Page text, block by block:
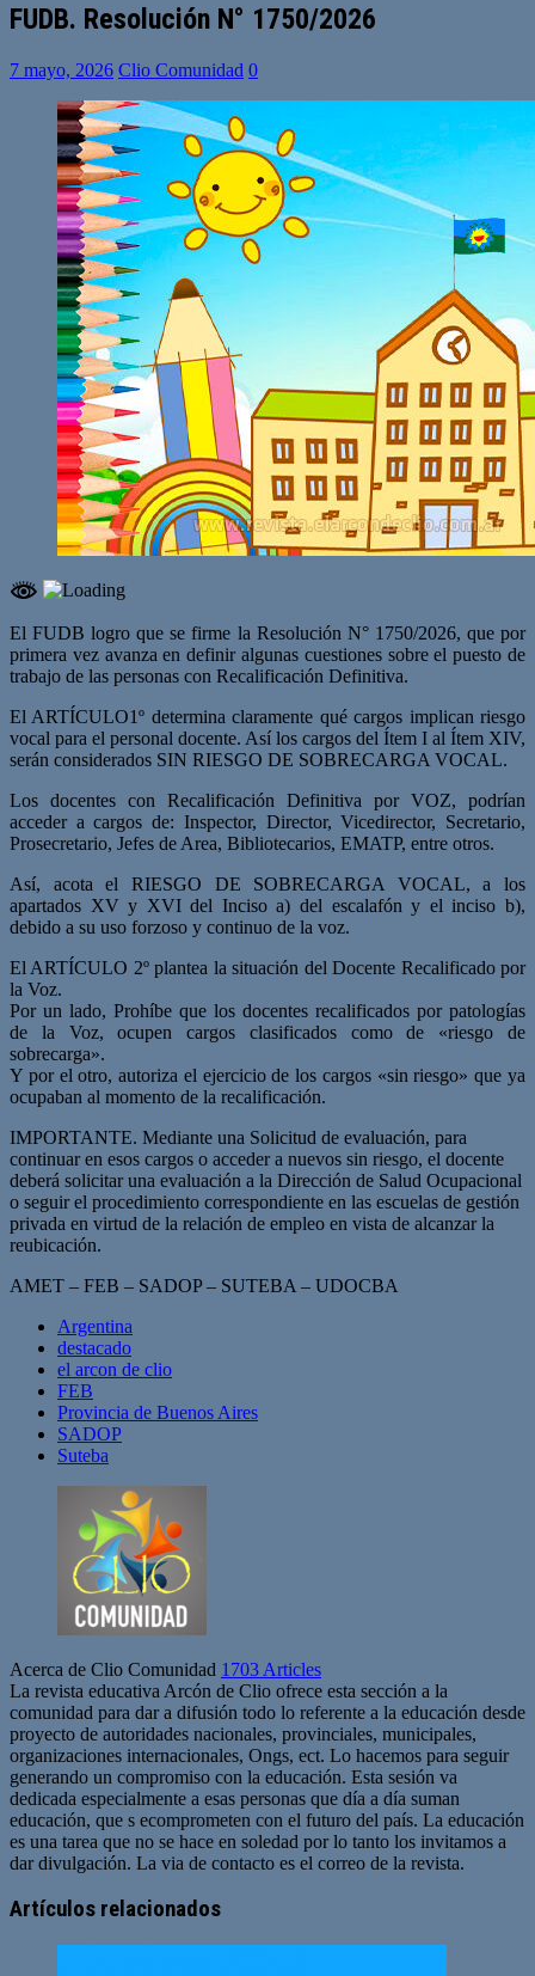
FUDB. Resolución N° 1750/2026
7 mayo, 2026 Clio Comunidad 0
El FUDB logro que se firme la Resolución N° 1750/2026, que por
primera vez avanza en definir algunas cuestiones sobre el puesto de
trabajo de las personas con Recalificación Definitiva.
El ARTÍCULO1º determina claramente qué cargos implican riesgo
vocal para el personal docente. Así los cargos del Ítem I al Ítem XIV,
serán considerados SIN RIESGO DE SOBRECARGA VOCAL.
Los docentes con Recalificación Definitiva por VOZ, podrían
acceder a cargos de: Inspector, Director, Vicedirector, Secretario,
Prosecretario, Jefes de Area, Bibliotecarios, EMATP, entre otros.
Así, acota el RIESGO DE SOBRECARGA VOCAL, a los
apartados XV y XVI del Inciso a) del escalafón y el inciso b),
debido a su uso forzoso y continuo de la voz.
El ARTÍCULO 2º plantea la situación del Docente Recalificado por
la Voz.
Por un lado, Prohíbe que los docentes recalificados por patologías
de la Voz, ocupen cargos clasificados como de «riesgo de
sobrecarga».
Y por el otro, autoriza el ejercicio de los cargos «sin riesgo» que ya
ocupaban al momento de la recalificación.
IMPORTANTE. Mediante una Solicitud de evaluación, para
continuar en esos cargos o acceder a nuevos sin riesgo, el docente
deberá solicitar una evaluación a la Dirección de Salud Ocupacional
o seguir el procedimiento correspondiente en las escuelas de gestión
privada en virtud de la relación de empleo en vista de alcanzar la
reubicación.
AMET – FEB – SADOP – SUTEBA – UDOCBA
Argentina
destacado
el arcon de clio
FEB
Provincia de Buenos Aires
SADOP
Suteba
Acerca de Clio Comunidad 1703 Articles
La revista educativa Arcón de Clio ofrece esta sección a la
comunidad para dar a difusión todo lo referente a la educación desde
proyecto de autoridades nacionales, provinciales, municipales,
organizaciones internacionales, Ongs, ect. Lo hacemos para seguir
generando un compromiso con la educación. Esta sesión va
dedicada especialmente a esas personas que día a día suman
educación, que s ecomprometen con el futuro del país. La educación
es una tarea que no se hace en soledad por lo tanto los invitamos a
dar divulgación. La via de contacto es el correo de la revista.
web
Artículos relacionados